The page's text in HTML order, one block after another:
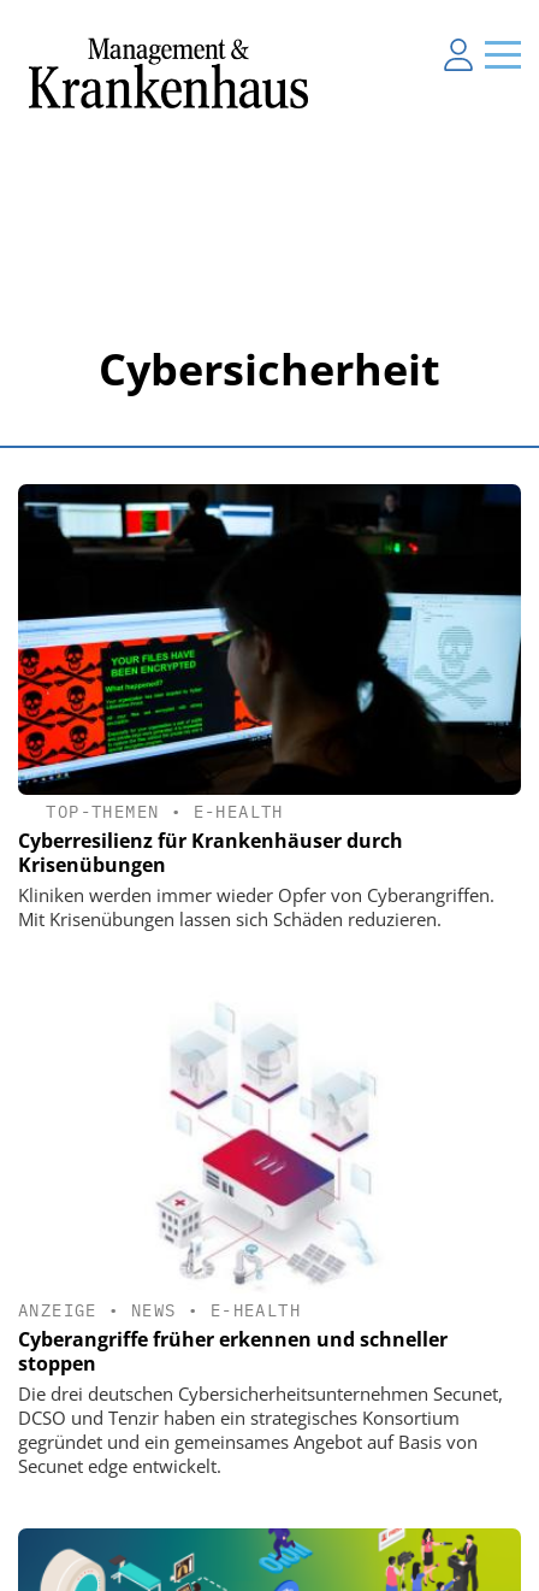
Cybersicherheit
TOP-THEMEN • E-HEALTH
Cyberresilienz für Krankenhäuser durch
Krisenübungen
Kliniken werden immer wieder Opfer von Cyberangriffen.
Mit Krisenübungen lassen sich Schäden reduzieren.
ANZEIGE • NEWS • E-HEALTH
Cyberangriffe früher erkennen und schneller
stoppen
Die drei deutschen Cybersicherheitsunternehmen Secunet,
DCSO und Tenzir haben ein strategisches Konsortium
gegründet und ein gemeinsames Angebot auf Basis von
Secunet edge entwickelt.